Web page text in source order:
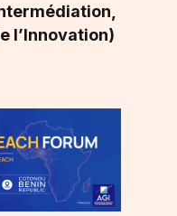
l’Innovation)